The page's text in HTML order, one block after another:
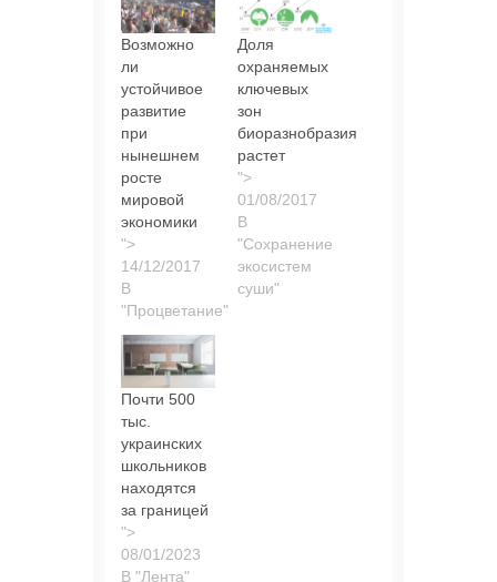
Возможно
ли
устойчивое
развитие
при
нынешнем
росте
мировой
экономики
">
В
"Процветание"
Доля
охраняемых
ключевых
зон
биоразнобразия
растет
">
В
"Сохранение
экосистем
суши"
Почти 500
тыс.
украинских
школьников
находятся
за границей
">
В "Лента"